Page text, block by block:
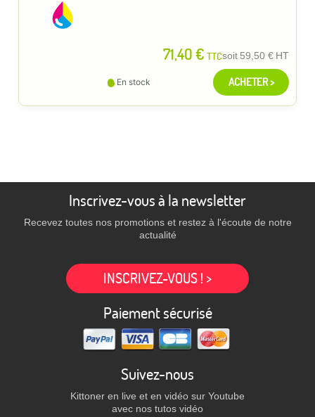
71,40 € TTCsoit 59,50 € HT
En stock ACHETER >
Inscrivez-vous à la newsletter
Recevez toutes nos promotions et restez à l'écoute de notre
actualité
INSCRIVEZ-VOUS ! >
Paiement sécurisé
Suivez-nous
Kittoner en live et en vidéo sur Youtube
avec nos tutos vidéo